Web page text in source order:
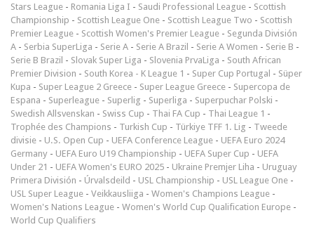
Stars League - Romania Liga I - Saudi Professional League - Scottish
Championship - Scottish League One - Scottish League Two - Scottish
Premier League - Scottish Women's Premier League - Segunda División
A - Serbia SuperLiga - Serie A - Serie A Brazil - Serie A Women - Serie B -
Serie B Brazil - Slovak Super Liga - Slovenia PrvaLiga - South African
Premier Division - South Korea - K League 1 - Super Cup Portugal - Süper
Kupa - Super League 2 Greece - Super League Greece - Supercopa de
Espana - Superleague - Superlig - Superliga - Superpuchar Polski -
Swedish Allsvenskan - Swiss Cup - Thai FA Cup - Thai League 1 -
Trophée des Champions - Turkish Cup - Türkiye TFF 1. Lig - Tweede
divisie - U.S. Open Cup - UEFA Conference League - UEFA Euro 2024
Germany - UEFA Euro U19 Championship - UEFA Super Cup - UEFA
Under 21 - UEFA Women's EURO 2025 - Ukraine Premjer Liha - Uruguay
Primera División - Úrvalsdeild - USL Championship - USL League One -
USL Super League - Veikkausliiga - Women's Champions League -
Women's Nations League - Women's World Cup Qualification Europe -
World Cup Qualifiers